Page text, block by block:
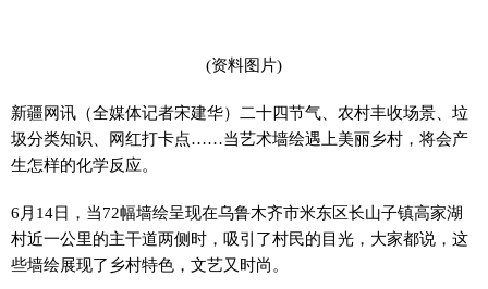
(资料图片)
新疆网讯（全媒体记者宋建华）二十四节气、农村丰收场景、垃
圾分类知识、网红打卡点……当艺术墙绘遇上美丽乡村，将会产
生怎样的化学反应。
6月14日，当72幅墙绘呈现在乌鲁木齐市米东区长山子镇高家湖
村近一公里的主干道两侧时，吸引了村民的目光，大家都说，这
些墙绘展现了乡村特色，文艺又时尚。